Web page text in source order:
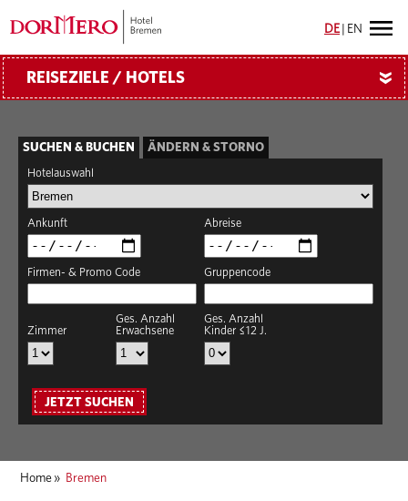
DE EN
REISEZIELE / HOTELS »
SUCHEN & BUCHEN ÄNDERN & STORNO
Hotelauswahl
Ankunft Abreise
Firmen- & Promo Code Gruppencode
Zimmer
Ges. Anzahl
Erwachsene
Ges. Anzahl
Kinder ≤12 J.
JETZT SUCHEN
Home » Bremen